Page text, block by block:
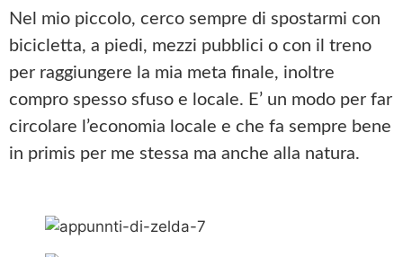
Nel mio piccolo, cerco sempre di spostarmi con
bicicletta, a piedi, mezzi pubblici o con il treno
per raggiungere la mia meta finale, inoltre
compro spesso sfuso e locale. E’ un modo per far
circolare l’economia locale e che fa sempre bene
in primis per me stessa ma anche alla natura.